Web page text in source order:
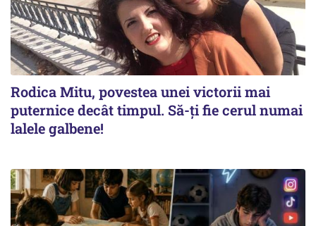
Rodica Mitu, povestea unei victorii mai
puternice decât timpul. Să-ți fie cerul numai
lalele galbene!